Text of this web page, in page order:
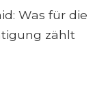
Was für die
zählt